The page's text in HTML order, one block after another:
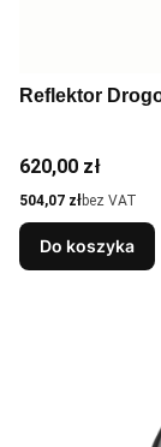
Reflektor
Cena
620,00 zł
Cena
504,07 złbez VAT
Do koszyka